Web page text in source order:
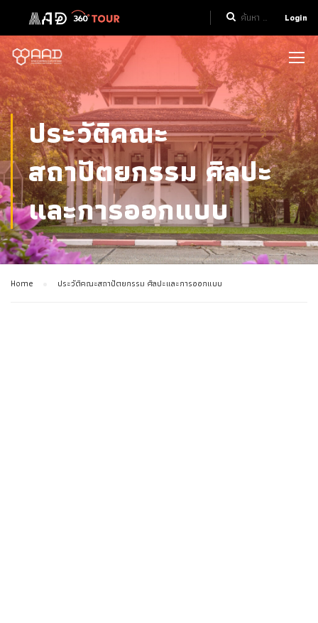
Login
ประวัติคณะ
สถาปัตยกรรม ศิลปะ
และการออกแบบ
Home ประวัติคณะสถาปัตยกรรม ศิลปะและการออกแบบ